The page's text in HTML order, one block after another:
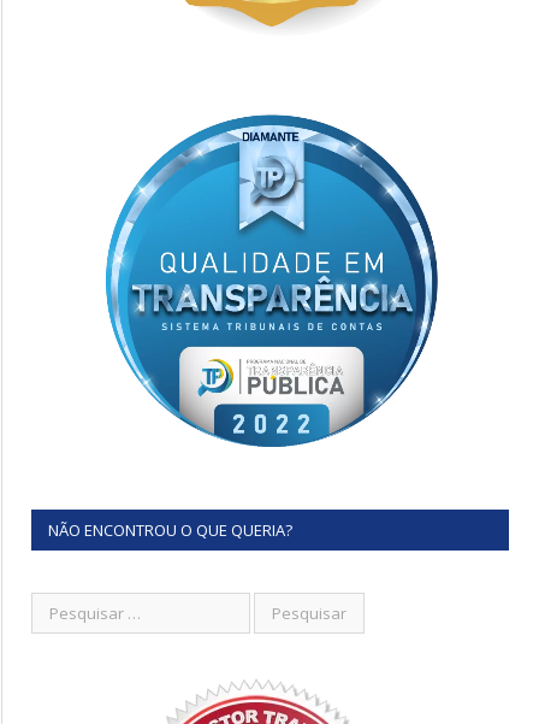
NÃO ENCONTROU O QUE QUERIA?